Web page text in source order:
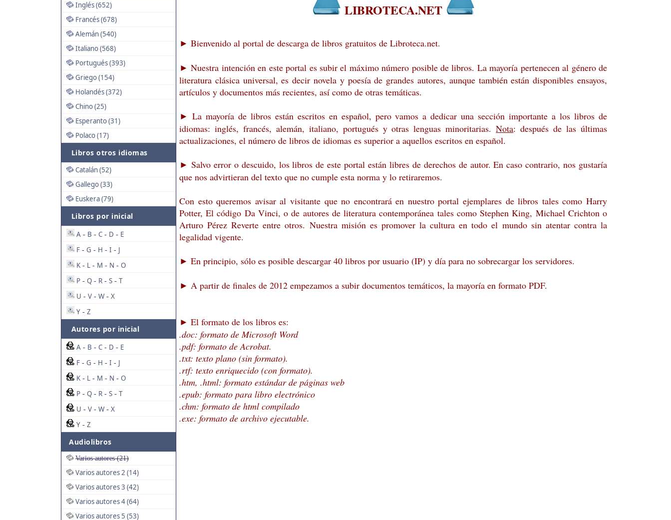
Inglés (652)
Francés (678)
Alemán (540)
Italiano (568)
Portugués (393)
Griego (154)
Holandés (372)
Chino (25)
Esperanto (31)
Polaco (17)
Libros otros idiomas
Catalán (52)
Gallego (33)
Euskera (79)
Libros por inicial
A - B - C - D - E
F - G - H - I - J
K - L - M - N - O
P - Q - R - S - T
U - V - W - X
Y - Z
Autores por inicial
A - B - C - D - E
F - G - H - I - J
K - L - M - N - O
P - Q - R - S - T
U - V - W - X
Y - Z
Audiolibros
Varios autores (21)
Varios autores 2 (14)
Varios autores 3 (42)
Varios autores 4 (64)
Varios autores 5 (53)
LIBROTECA.NET
► Bienvenido al portal de descarga de libros gratuitos de Libroteca.net.
► Nuestra intención en este portal es subir el máximo número posible de libros. La mayoría pertenecen al género de
literatura clásica universal, es decir novela y poesía de grandes autores, aunque también están disponibles ensayos,
artículos y documentos más recientes, así como de otras temáticas.
► La mayoría de libros están escritos en español, pero vamos a dedicar una sección importante a los libros de
idiomas: inglés, francés, alemán, italiano, portugués y otras lenguas minoritarias.Nota: después de las últimas
actualizaciones, el número de libros de idiomas es superior a aquellos escritos en español.
► Salvo error o descuido, los libros de este portal están libres de derechos de autor. En caso contrario, nos gustaría
que nos advirtieran del texto que no cumple esta norma y lo retiraremos.
Con esto queremos avisar al visitante que no encontrará en nuestro portal ejemplares de libros tales como Harry
Potter, El código Da Vinci, o de autores de literatura contemporánea tales como Stephen King, Michael Crichton o
Arturo Pérez Reverte entre otros. Nuestra misión es promover la cultura en todo el mundo sin atentar contra la
legalidad vigente.
► En principio, sólo es posible descargar 40 libros por usuario (IP) y día para no sobrecargar los servidores.
► A partir de finales de 2012 empezamos a subir documentos temáticos, la mayoría en formato PDF.
► El formato de los libros es:
.doc: formato de Microsoft Word
.pdf: formato de Acrobat.
.txt: texto plano (sin formato).
.rtf: texto enriquecido (con formato).
.htm, .html: formato estándar de páginas web
.epub: formato para libro electrónico
.chm: formato de html compilado
.exe: formato de archivo ejecutable.